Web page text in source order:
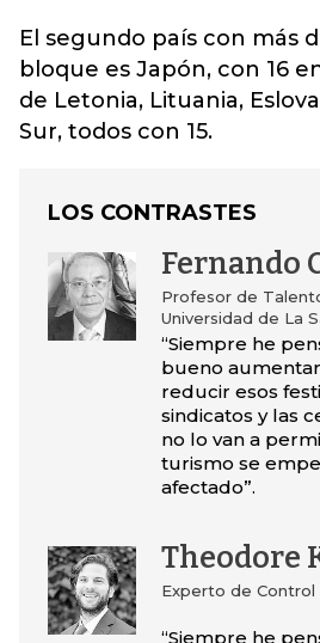
El segundo país con más
bloque es Japón, con 16
de Letonia, Lituania,
Sur, todos con 15.
LOS CONTRASTES
Fernando
Profesor de
Universidad de La
“Siempre he
bueno
reducir esos
sindicatos y las
no lo van a
turismo se
afectado”.
Theodore
Experto de Control
“Siempre he